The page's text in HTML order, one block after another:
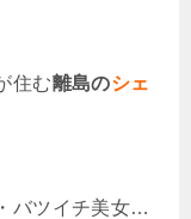
住む離島のシェ
バツイチ美女…